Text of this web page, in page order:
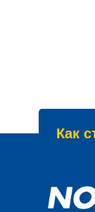
Как